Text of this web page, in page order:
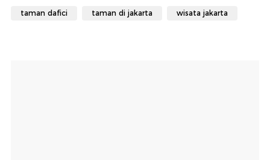
taman dafici taman di jakarta wisata jakarta